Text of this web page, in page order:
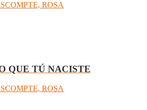
ROSA
QUE TÚ NACISTE
ROSA